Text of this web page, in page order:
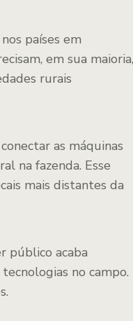
países em
em sua maioria,
rurais
as máquinas
na fazenda. Esse
mais distantes da
público acaba
no campo.